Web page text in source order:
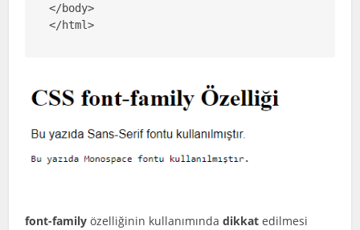
</body>
</html>
font-family özelliğinin kullanımındadikkat edilmesi